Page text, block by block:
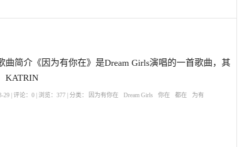
曲简介《因为有你在》是Dream Girls演唱的一首歌曲，其
KATRIN
29 | 评论：0 | 浏览：377 | 分类： 因为有你在 Dream Girls 你在 都在 为有